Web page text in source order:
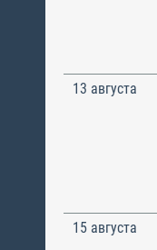
13 августа
15 августа